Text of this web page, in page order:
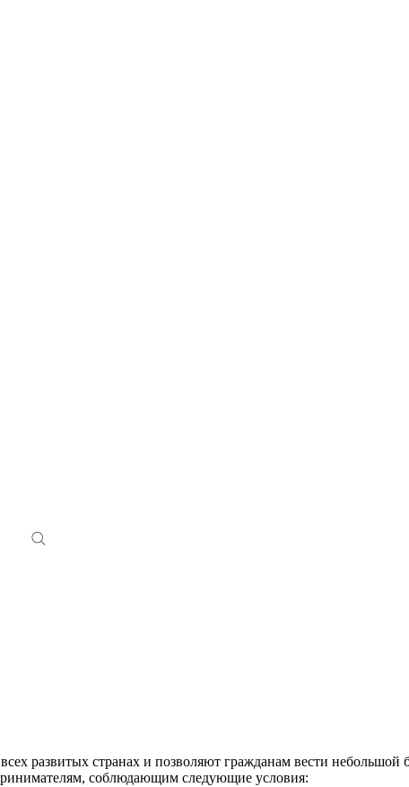
развитых странах и позволяют гражданам вести небольшой
соблюдающим следующие условия: